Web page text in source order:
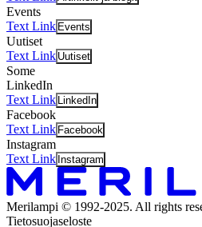
Events
Text Link Events
Uutiset
Text Link Uutiset
Some
LinkedIn
Text Link LinkedIn
Facebook
Text Link Facebook
Instagram
Text Link Instagram
Merilampi © 1992-2025. All rights
Tietosuojaseloste